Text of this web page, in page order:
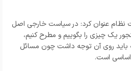
عنوان کرد: در سیاست خارجی اصل
یک چیزی را بگوییم و مطرح کنیم،
روی آن توجه داشت چون مسائل
است.